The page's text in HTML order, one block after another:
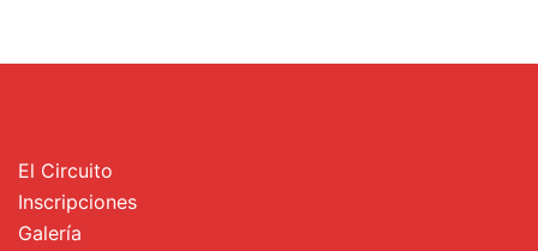
El Circuito
Inscripciones
Galería